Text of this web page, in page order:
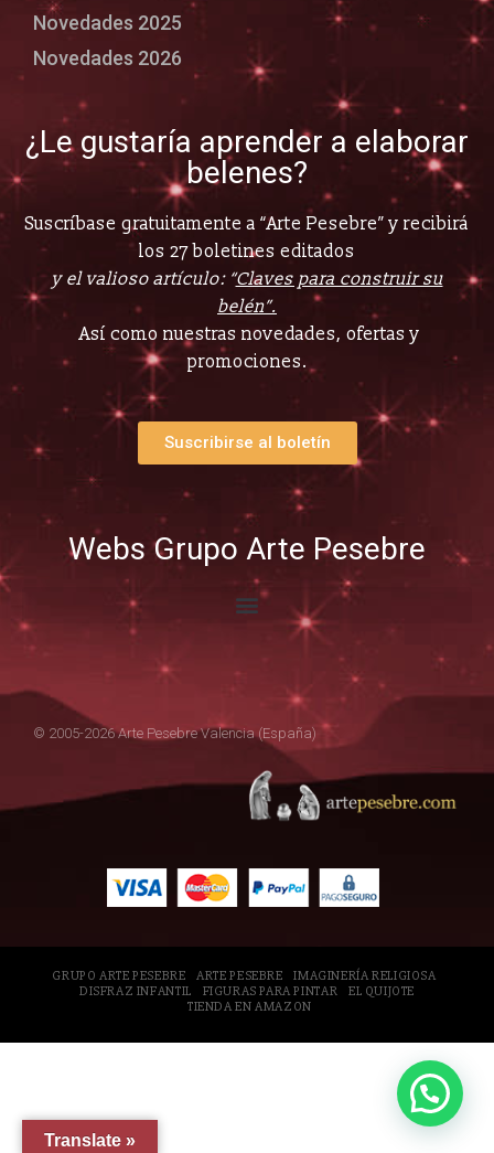
Novedades 2025
Novedades 2026
¿Le gustaría aprender a elaborar
belenes?
Suscríbase gratuitamente a “Arte Pesebre” y recibirá
los 27 boletines editados
y el valioso artículo: “Claves para construir su
belén”.
Así como nuestras novedades, ofertas y
promociones.
Suscribirse al boletín
Webs Grupo Arte Pesebre
© 2005-2026 Arte Pesebre Valencia (España)
GRUPO ARTE PESEBRE ARTE PESEBRE
IMAGINERÍA RELIGIOSA
DISFRAZ INFANTIL
FIGURAS PARA PINTAR
EL QUIJOTE
TIENDA EN AMAZON
Translate »